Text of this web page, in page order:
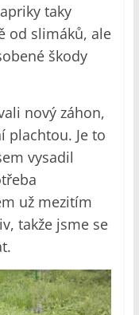
taky
od slimáků, ale
škody
nový záhon,
plachtou. Je to
vysadil
už mezitím
takže jsme se